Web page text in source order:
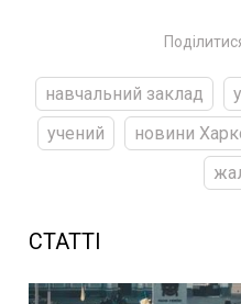
навчальний заклад
учений
новини
СТАТТІ